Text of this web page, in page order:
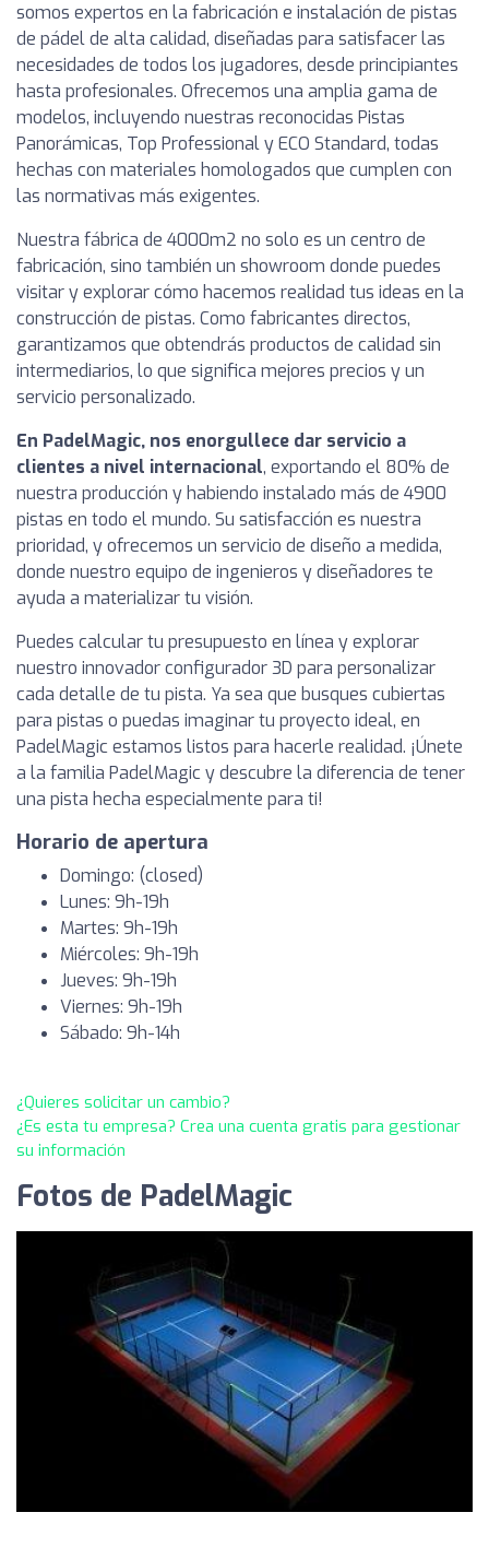
somos expertos en la fabricación e instalación de pistas
de pádel de alta calidad, diseñadas para satisfacer las
necesidades de todos los jugadores, desde principiantes
hasta profesionales. Ofrecemos una amplia gama de
modelos, incluyendo nuestras reconocidas Pistas
Panorámicas, Top Professional y ECO Standard, todas
hechas con materiales homologados que cumplen con
las normativas más exigentes.
Nuestra fábrica de 4000m2 no solo es un centro de
fabricación, sino también un showroom donde puedes
visitar y explorar cómo hacemos realidad tus ideas en la
construcción de pistas. Como fabricantes directos,
garantizamos que obtendrás productos de calidad sin
intermediarios, lo que significa mejores precios y un
servicio personalizado.
En PadelMagic, nos enorgullece dar servicio a
clientes a nivel internacional, exportando el 80% de
nuestra producción y habiendo instalado más de 4900
pistas en todo el mundo. Su satisfacción es nuestra
prioridad, y ofrecemos un servicio de diseño a medida,
donde nuestro equipo de ingenieros y diseñadores te
ayuda a materializar tu visión.
Puedes calcular tu presupuesto en línea y explorar
nuestro innovador configurador 3D para personalizar
cada detalle de tu pista. Ya sea que busques cubiertas
para pistas o puedas imaginar tu proyecto ideal, en
PadelMagic estamos listos para hacerle realidad. ¡Únete
a la familia PadelMagic y descubre la diferencia de tener
una pista hecha especialmente para ti!
Horario de apertura
Domingo: (closed)
Lunes: 9h-19h
Martes: 9h-19h
Miércoles: 9h-19h
Jueves: 9h-19h
Viernes: 9h-19h
Sábado: 9h-14h
¿Quieres solicitar un cambio?
¿Es esta tu empresa? Crea una cuenta gratis para gestionar
su información
Fotos de PadelMagic